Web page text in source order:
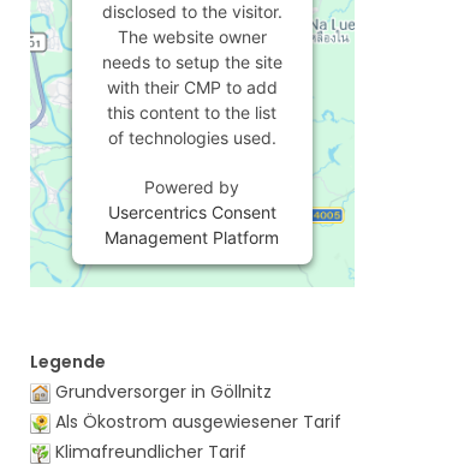
disclosed to the visitor.
The website owner
needs to setup the site
with their CMP to add
this content to the list
of technologies used.
Powered by
Usercentrics Consent
Management Platform
Legende
Grundversorger in Göllnitz
Als Ökostrom ausgewiesener Tarif
Klimafreundlicher Tarif